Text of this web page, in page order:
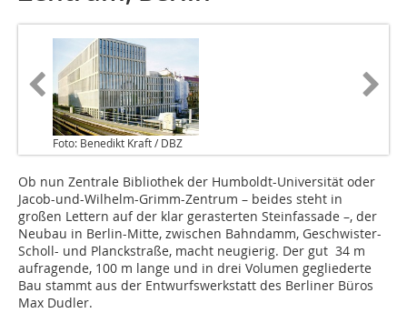
Foto: Benedikt Kraft / DBZ
Ob nun Zentrale Bibliothek der Humboldt-Universität oder
Jacob-und-Wilhelm-Grimm-Zentrum – beides steht in
großen Lettern auf der klar gerasterten Steinfassade –, der
Neubau in Berlin-Mitte, zwischen Bahndamm, Geschwister-
Scholl- und Planckstraße, macht neugierig. Der gut 34 m
aufragende, 100 m lange und in drei Volumen gegliederte
Bau stammt aus der Entwurfswerkstatt des Berliner Büros
Max Dudler.